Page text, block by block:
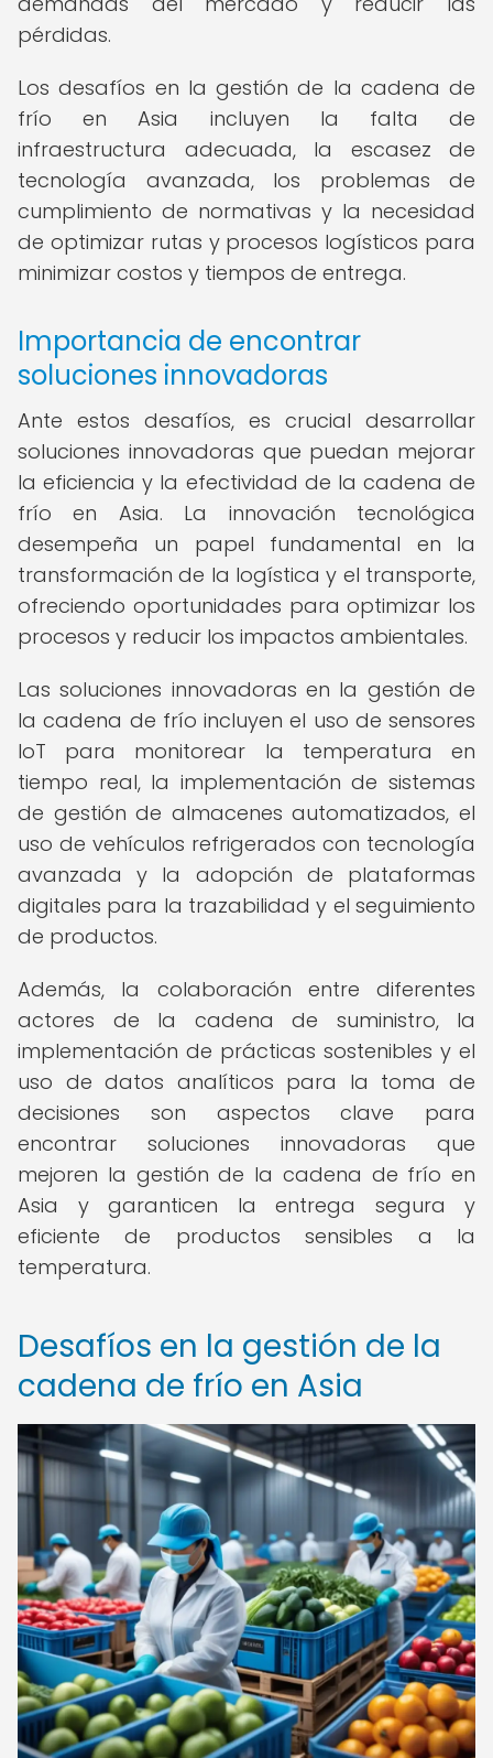
pérdidas.
Los desafíos en la gestión de la cadena de
frío en Asia incluyen la falta de
infraestructura adecuada, la escasez de
tecnología avanzada, los problemas de
cumplimiento de normativas y la necesidad
de optimizar rutas y procesos logísticos para
minimizar costos y tiempos de entrega.
Importancia de encontrar
soluciones innovadoras
Ante estos desafíos, es crucial desarrollar
soluciones innovadoras que puedan mejorar
la eficiencia y la efectividad de la cadena de
frío en Asia. La innovación tecnológica
desempeña un papel fundamental en la
transformación de la logística y el transporte,
ofreciendo oportunidades para optimizar los
procesos y reducir los impactos ambientales.
Las soluciones innovadoras en la gestión de
la cadena de frío incluyen el uso de sensores
IoT para monitorear la temperatura en
tiempo real, la implementación de sistemas
de gestión de almacenes automatizados, el
uso de vehículos refrigerados con tecnología
avanzada y la adopción de plataformas
digitales para la trazabilidad y el seguimiento
de productos.
Además, la colaboración entre diferentes
actores de la cadena de suministro, la
implementación de prácticas sostenibles y el
uso de datos analíticos para la toma de
decisiones son aspectos clave para
encontrar soluciones innovadoras que
mejoren la gestión de la cadena de frío en
Asia y garanticen la entrega segura y
eficiente de productos sensibles a la
temperatura.
Desafíos en la gestión de la
cadena de frío en Asia